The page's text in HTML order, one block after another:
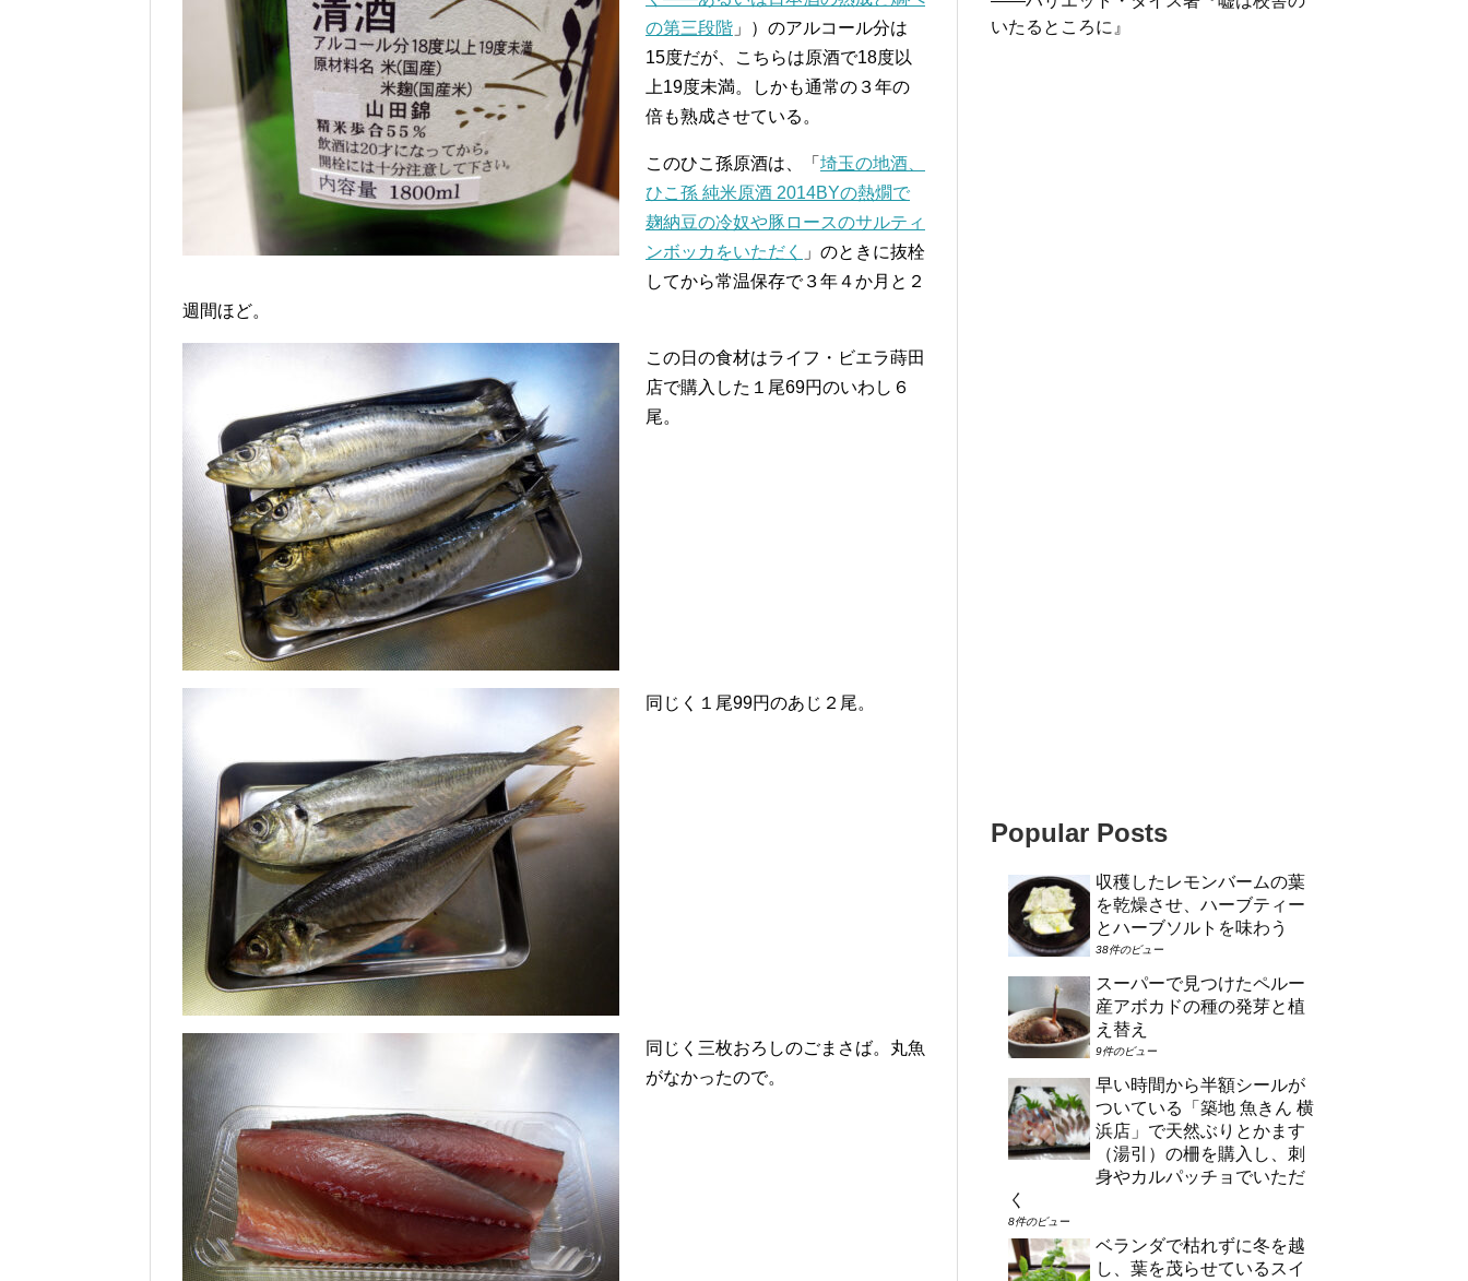
の第三段階 」）のアルコール分は
15度だが、こちらは原酒で18度以
上19度未満。しかも通常の３年の
倍も熟成させている。
このひこ孫原酒は、「 埼玉の地酒、
ひこ孫 純米原酒 2014BYの熱燗で
麹納豆の冷奴や豚ロースのサルティ
ンボッカをいただく
」のときに抜栓
してから常温保存で３年４か月と２
週間ほど。
この日の食材はライフ・ビエラ蒔田
店で購入した１尾69円のいわし６
尾。
同じく１尾99円のあじ２尾。
同じく三枚おろしのごまさば。丸魚
がなかったので。
いたるところに』
Popular Posts
収穫したレモンバームの葉
を乾燥させ、ハーブティー
とハーブソルトを味わう
38件のビュー
スーパーで見つけたペルー
産アボカドの種の発芽と植
え替え
9件のビュー
早い時間から半額シールが
ついている「築地 魚きん 横
浜店」で天然ぶりとかます
（湯引）の柵を購入し、刺
身やカルパッチョでいただ
く
8件のビュー
ベランダで枯れずに冬を越
し、葉を茂らせているスイ